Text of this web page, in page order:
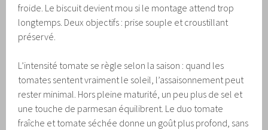
froide. Le biscuit devient mou si le montage attend trop
longtemps. Deux objectifs : prise souple et croustillant
préservé.
L’intensité tomate se règle selon la saison : quand les
tomates sentent vraiment le soleil, l’assaisonnement peut
rester minimal. Hors pleine maturité, un peu plus de sel et
une touche de parmesan équilibrent. Le duo tomate
fraîche et tomate séchée donne un goût plus profond, sans